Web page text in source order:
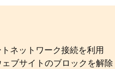
ネットワーク接続を利用
ブサイトのブロックを解除